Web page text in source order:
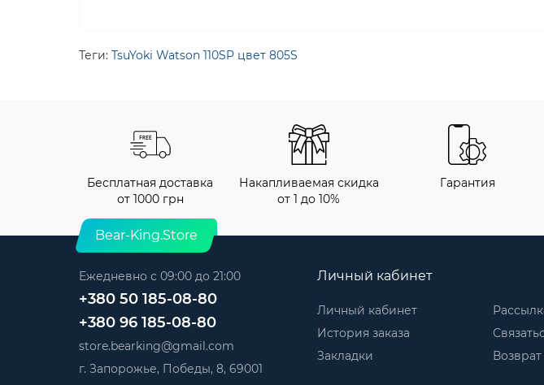
Теги: TsuYoki Watson 110SP цвет 805S
Бесплатная доставка
от 1000 грн
Накапливаемая скидка
от 1 до 10%
Гарантия
Bear-King.Store
Ежедневно с 09:00 до 21:00
+380 50 185-08-80
+380 96 185-08-80
store.bearking@gmail.com
г. Запорожье, Победы, 8, 69001
Личный кабинет
Личный кабинет
История заказа
Закладки